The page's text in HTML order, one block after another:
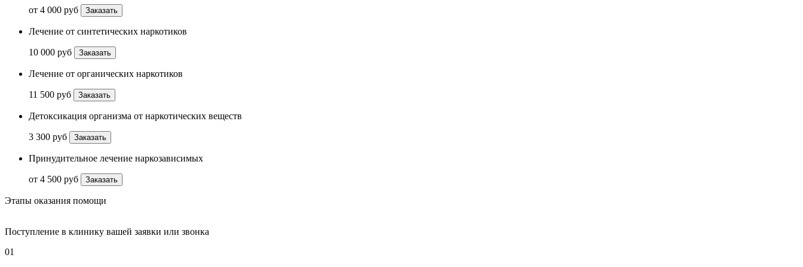
от 4 000 руб Заказать
Лечение от синтетических наркотиков
10 000 руб Заказать
Лечение от органических наркотиков
11 500 руб Заказать
Детоксикация организма от наркотических веществ
3 300 руб Заказать
Принудительное лечение наркозависимых
от 4 500 руб Заказать
Этапы оказания помощи
Поступление в клинику вашей заявки или звонка
01